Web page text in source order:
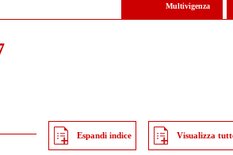
Multivigenza
Espandi indice Visualizza